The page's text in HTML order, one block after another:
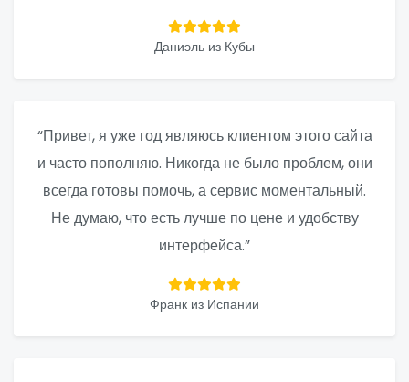
Даниэль из Кубы
“Привет, я уже год являюсь клиентом этого сайта
и часто пополняю. Никогда не было проблем, они
всегда готовы помочь, а сервис моментальный.
Не думаю, что есть лучше по цене и удобству
интерфейса.”
Франк из Испании